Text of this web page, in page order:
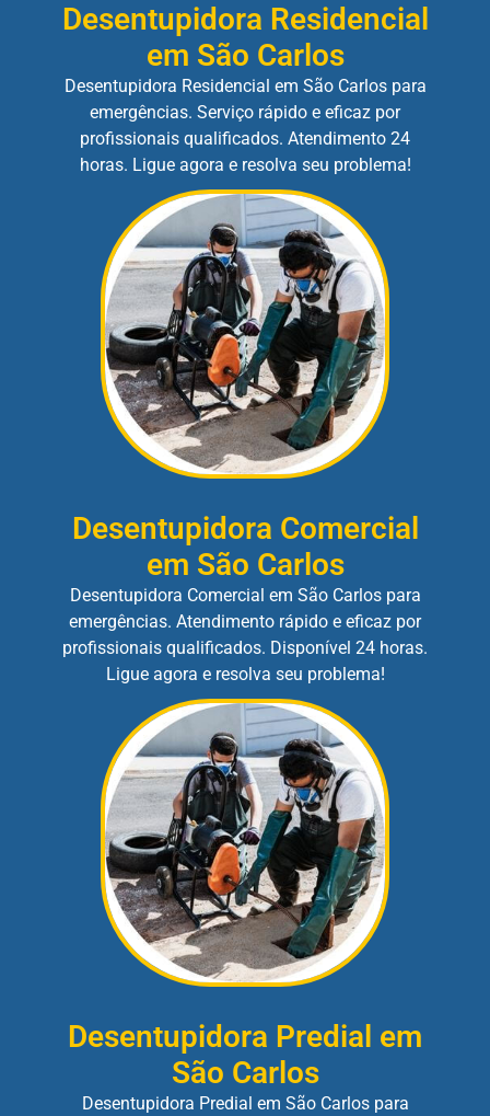
Desentupidora Residencial
em São Carlos
Desentupidora Residencial em São Carlos para
emergências. Serviço rápido e eficaz por
profissionais qualificados. Atendimento 24
horas. Ligue agora e resolva seu problema!
Desentupidora Comercial
em São Carlos
Desentupidora Comercial em São Carlos para
emergências. Atendimento rápido e eficaz por
profissionais qualificados. Disponível 24 horas.
Ligue agora e resolva seu problema!
Desentupidora Predial em
São Carlos
Desentupidora Predial em São Carlos para